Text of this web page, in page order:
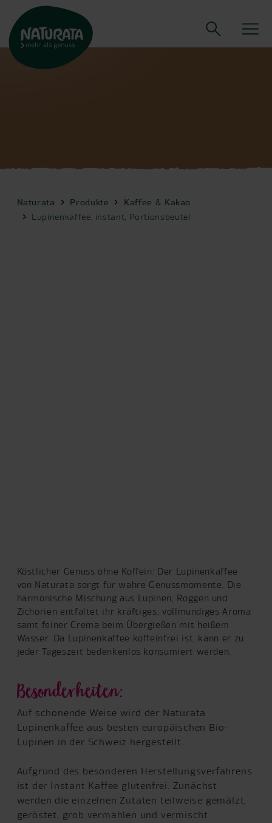
Naturata Produkte
Kaffee & Kakao
Lupinenkaffee, instant, Portionsbeutel
Köstlicher Genuss ohne Koffein: Der Lupinenkaffee
von Naturata sorgt für wahre Genussmomente. Die
harmonische Mischung aus Lupinen, Roggen und
Zichorien entfaltet ihr kräftiges, vollmundiges Aroma
samt feiner Crema beim Übergießen mit heißem
Wasser. Da Lupinenkaffee koffeinfrei ist, kann er zu
jeder Tageszeit bedenkenlos konsumiert werden.
Besonderheiten:
Auf schonende Weise wird der Naturata
Lupinenkaffee aus besten europäischen Bio-
Lupinen in der Schweiz hergestellt.
Aufgrund des besonderen Herstellungsverfahrens
ist der Instant Kaffee glutenfrei. Zunächst
werden die einzelnen Zutaten teilweise gemälzt,
geröstet, grob vermahlen und vermischt.